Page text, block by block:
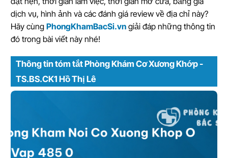
dịch vụ, hình ảnh và các đánh giá review về địa chỉ này?
Hãy cùng PhongKhamBacSi.vn giải đáp những thông tin
đó trong bài viết này nhé!
Thông tin tóm tắt Phòng Khám Cơ Xương Khớp -
TS.BS.CK1 Hồ Thị Lê